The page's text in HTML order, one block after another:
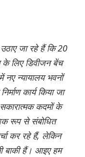
जा रहे हैं कि 20
के लिए डिवीजन बेंच
नए न्यायालय भवनों
कार्य किया जा
सकारात्मक कदमों के
रूप से संबोधित
कर रहे हैं, लेकिन
बाकी हैं। आइए हम